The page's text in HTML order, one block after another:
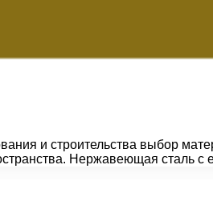
и строительства выбор
Нержавеющая сталь